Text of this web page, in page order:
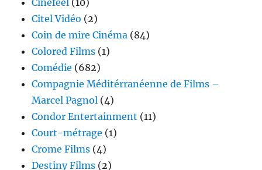
Cinéfeel (10)
Citel Vidéo (2)
Coin de mire Cinéma (84)
Colored Films (1)
Comédie (682)
Compagnie Méditérranéenne de Films –
Marcel Pagnol (4)
Condor Entertainment (11)
Court-métrage (1)
Crome Films (4)
Destiny Films (2)